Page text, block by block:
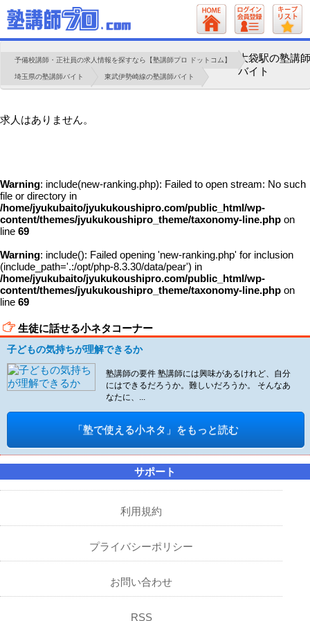
予備校講師・正社員の求人情報を探すなら【塾講師プロ ドットコム】
埼玉県の塾講師バイト 東武伊勢崎線の塾講師バイト
大袋駅の塾講師
バイト
求人はありません。
Warning: include(new-ranking.php): Failed to open stream: No such
file or directory in
/home/jyukubaito/jyukukoushipro.com/public_html/wp-
content/themes/jyukukoushipro_theme/taxonomy-line.php on
line 69
Warning: include(): Failed opening 'new-ranking.php' for inclusion
(include_path='.:/opt/php-8.3.30/data/pear') in
/home/jyukubaito/jyukukoushipro.com/public_html/wp-
content/themes/jyukukoushipro_theme/taxonomy-line.php on
line 69
生徒に話せる小ネタコーナー
子どもの気持ちが理解できるか
塾講師の要件 塾講師には興味があるけれど、自分
にはできるだろうか。難しいだろうか。 そんなあ
なたに、...
「塾で使える小ネタ」をもっと読む
サポート
利用規約
プライバシーポリシー
お問い合わせ
RSS